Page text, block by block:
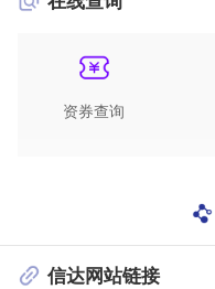
资券查询
信达网站链接